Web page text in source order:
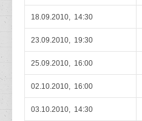
18.09.2010, 14:30
23.09.2010, 19:30
25.09.2010, 16:00
02.10.2010, 16:00
03.10.2010, 14:30